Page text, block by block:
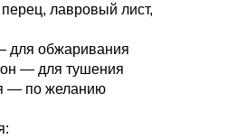
лавровый лист,
для обжаривания
— для тушения
— по желанию